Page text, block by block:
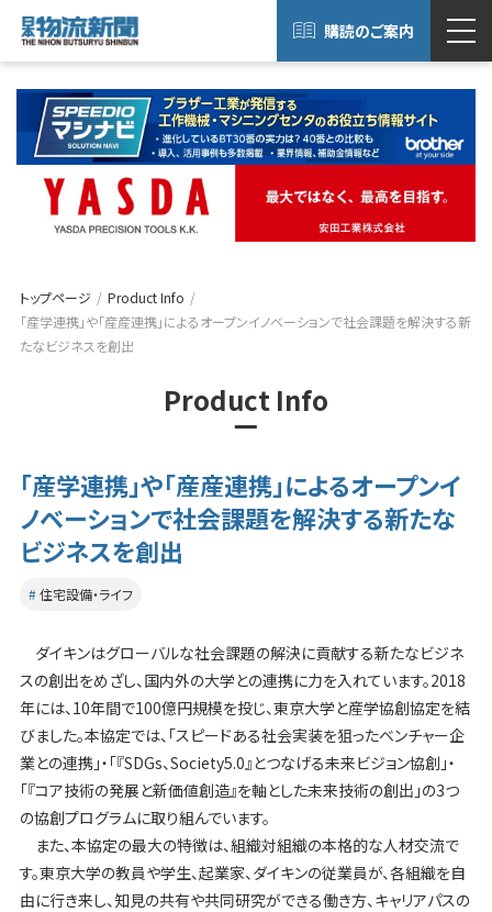
購読のご案内
トップページ
Product Info
「産学連携」や「産産連携」によるオープンイノベーションで社会課題を解決する新
たなビジネスを創出
Product Info
「産学連携」や「産産連携」によるオープンイ
ノベーションで社会課題を解決する新たな
ビジネスを創出
住宅設備・ライフ
ダイキンはグローバルな社会課題の解決に貢献する新たなビジネ
スの創出をめざし、国内外の大学との連携に力を入れています。2018
年には、10年間で100億円規模を投じ、東京大学と産学協創協定を結
びました。本協定では、「スピードある社会実装を狙ったベンチャー企
業との連携」・「『SDGs、Society5.0』とつなげる未来ビジョン協創」・
「『コア技術の発展と新価値創造』を軸とした未来技術の創出」の3つ
の協創プログラムに取り組んでいます。
また、本協定の最大の特徴は、組織対組織の本格的な人材交流で
す。東京大学の教員や学生、起業家、ダイキンの従業員が、各組織を自
由に行き来し、知見の共有や共同研究ができる働き方、キャリアパスの